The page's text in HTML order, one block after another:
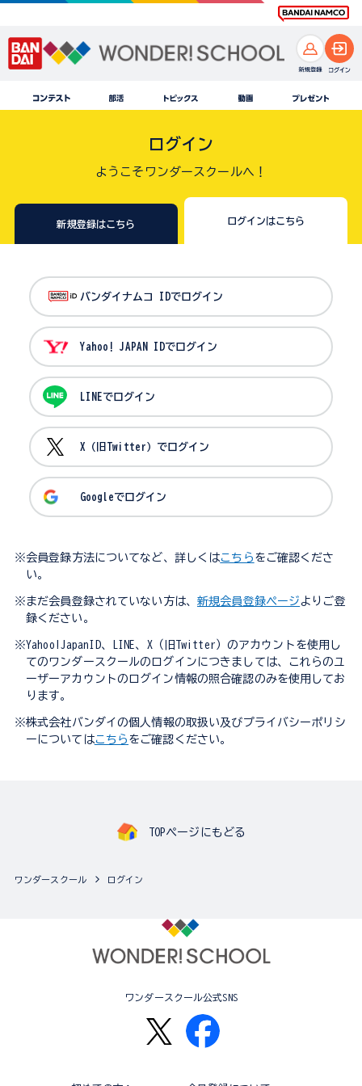
ログイン
ようこそワンダースクールへ！
新規登録はこちら ログインはこちら
バンダイナムコ IDでログイン
Yahoo! JAPAN IDでログイン
LINEでログイン
X（旧Twitter）でログイン
Googleでログイン
※会員登録方法についてなど、詳しくはこちら をご確認くださ
い。
※まだ会員登録されていない方は、 新規会員登録ページ よりご登
録ください。
※Yahoo!JapanID、LINE、X（旧Twitter）のアカウントを使用し
てのワンダースクールのログインにつきましては、これらのユ
ーザーアカウントのログイン情報の照合確認のみを使用してお
ります。
※株式会社バンダイの個人情報の取扱い及びプライバシーポリシ
ーについてはこちら をご確認ください。
TOPページにもどる
ワンダースクール ログイン
ワンダースクール公式SNS